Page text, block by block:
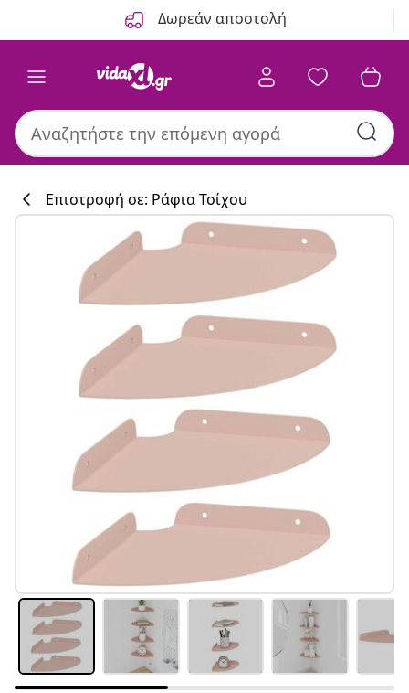
Δωρεάν αποστολή
#sharemevidaxl
Συλλογή
Επιστροφή σε: Ράφια Τοίχου